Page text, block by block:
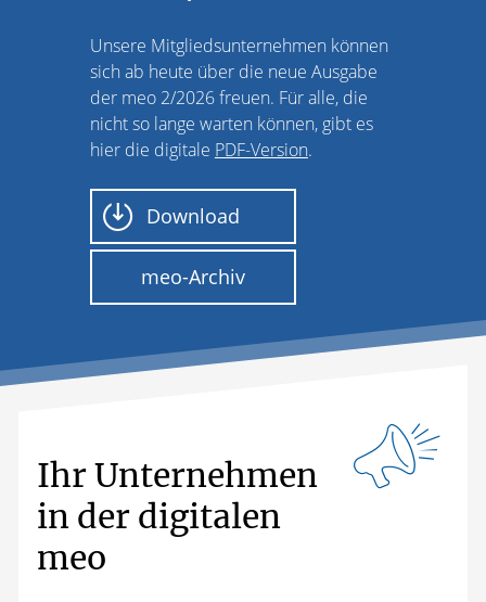
Unsere Mitgliedsunternehmen können
sich ab heute über die neue Ausgabe
der meo 2/2026 freuen. Für alle, die
nicht so lange warten können, gibt es
hier die digitale PDF-Version.
Download
meo-Archiv
Ihr Unternehmen
in der digitalen
meo